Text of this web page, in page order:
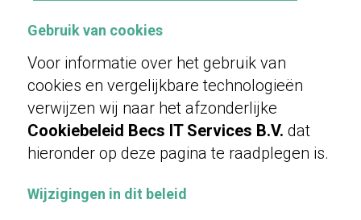
Gebruik van cookies
Voor informatie over het gebruik van
cookies en vergelijkbare technologieën
verwijzen wij naar het afzonderlijke
Cookiebeleid Becs IT Services B.V. dat
hieronder op deze pagina te raadplegen is.
Wijzigingen in dit beleid